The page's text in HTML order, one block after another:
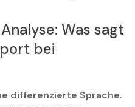
Was sagt
bei
differenzierte Sprache.